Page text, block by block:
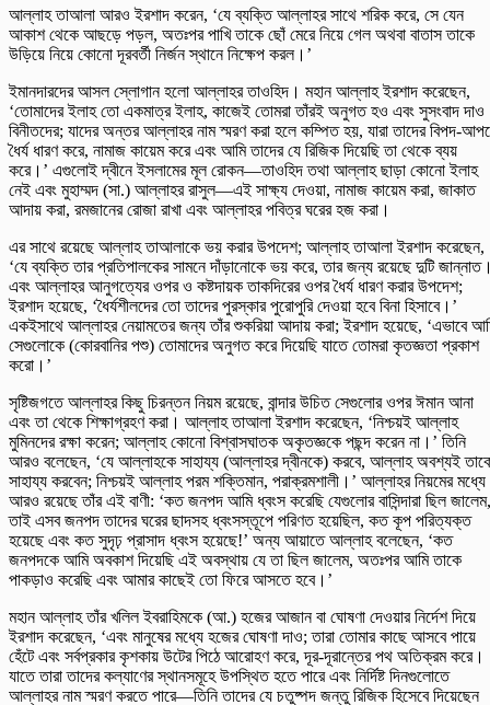
আল্লাহ তাআলা আরও ইরশাদ করেন, ‘যে ব্যক্তি আল্লাহর সাথে শরিক করে, সে যেন
আকাশ থেকে আছড়ে পড়ল, অতঃপর পাখি তাকে ছোঁ মেরে নিয়ে গেল অথবা বাতাস তাকে
উড়িয়ে নিয়ে কোনো দূরবর্তী নির্জন স্থানে নিক্ষেপ করল।’
ইমানদারদের আসল স্লোগান হলো আল্লাহর তাওহিদ। মহান আল্লাহ ইরশাদ করেছেন,
‘তোমাদের ইলাহ তো একমাত্র ইলাহ, কাজেই তোমরা তাঁরই অনুগত হও এবং সুসংবাদ দাও
বিনীতদের; যাদের অন্তর আল্লাহর নাম স্মরণ করা হলে কম্পিত হয়, যারা তাদের বিপদ-
ধৈর্য ধারণ করে, নামাজ কায়েম করে এবং আমি তাদের যে রিজিক দিয়েছি তা থেকে ব্যয়
করে।’ এগুলোই দ্বীনে ইসলামের মূল রোকন—তাওহিদ তথা আল্লাহ ছাড়া কোনো ইলাহ
নেই এবং মুহাম্মদ (সা.) আল্লাহর রাসুল—এই সাক্ষ্য দেওয়া, নামাজ কায়েম করা, জাকাত
আদায় করা, রমজানের রোজা রাখা এবং আল্লাহর পবিত্র ঘরের হজ করা।
এর সাথে রয়েছে আল্লাহ তাআলাকে ভয় করার উপদেশ; আল্লাহ তাআলা ইরশাদ করেছেন,
‘যে ব্যক্তি তার প্রতিপালকের সামনে দাঁড়ানোকে ভয় করে, তার জন্য রয়েছে দুটি
এবং আল্লাহর আনুগত্যের ওপর ও কষ্টদায়ক তাকদিরের ওপর ধৈর্য ধারণ করার উপদেশ;
ইরশাদ হয়েছে, ‘ধৈর্যশীলদের তো তাদের পুরস্কার পুরোপুরি দেওয়া হবে বিনা হিসাবে।’
একইসাথে আল্লাহর নেয়ামতের জন্য তাঁর শুকরিয়া আদায় করা; ইরশাদ হয়েছে, ‘এভাবে
সেগুলোকে (কোরবানির পশু) তোমাদের অনুগত করে দিয়েছি যাতে তোমরা কৃতজ্ঞতা প্রকাশ
করো।’
সৃষ্টিজগতে আল্লাহর কিছু চিরন্তন নিয়ম রয়েছে, বান্দার উচিত সেগুলোর ওপর ঈমান আনা
এবং তা থেকে শিক্ষাগ্রহণ করা। আল্লাহ তাআলা ইরশাদ করেছেন, ‘নিশ্চয়ই আল্লাহ
মুমিনদের রক্ষা করেন; আল্লাহ কোনো বিশ্বাসঘাতক অকৃতজ্ঞকে পছন্দ করেন না।’ তিনি
আরও বলেছেন, ‘যে আল্লাহকে সাহায্য (আল্লাহর দ্বীনকে) করবে, আল্লাহ অবশ্যই
সাহায্য করবেন; নিশ্চয়ই আল্লাহ পরম শক্তিমান, পরাক্রমশালী।’ আল্লাহর নিয়মের মধ্যে
আরও রয়েছে তাঁর এই বাণী: ‘কত জনপদ আমি ধ্বংস করেছি যেগুলোর বাসিন্দারা ছিল জালেম,
তাই এসব জনপদ তাদের ঘরের ছাদসহ ধ্বংসস্তূপে পরিণত হয়েছিল, কত কূপ পরিত্যক্ত
হয়েছে এবং কত সুদৃঢ় প্রাসাদ ধ্বংস হয়েছে!’ অন্য আয়াতে আল্লাহ বলেছেন, ‘কত
জনপদকে আমি অবকাশ দিয়েছি এই অবস্থায় যে তা ছিল জালেম, অতঃপর আমি তাকে
পাকড়াও করেছি এবং আমার কাছেই তো ফিরে আসতে হবে।’
মহান আল্লাহ তাঁর খলিল ইবরাহিমকে (আ.) হজের আজান বা ঘোষণা দেওয়ার নির্দেশ দিয়ে
ইরশাদ করেছেন, ‘এবং মানুষের মধ্যে হজের ঘোষণা দাও; তারা তোমার কাছে আসবে পায়ে
হেঁটে এবং সর্বপ্রকার কৃশকায় উটের পিঠে আরোহণ করে, দূর-দূরান্তের পথ অতিক্রম করে।
যাতে তারা তাদের কল্যাণের স্থানসমূহে উপস্থিত হতে পারে এবং নির্দিষ্ট দিনগুলোতে
আল্লাহর নাম স্মরণ করতে পারে—তিনি তাদের যে চতুষ্পদ জন্তু রিজিক হিসেবে দিয়েছেন